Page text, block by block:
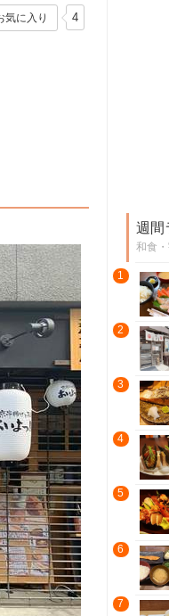
気に入り 4
週間
和食
1
2
3
4
5
6
7